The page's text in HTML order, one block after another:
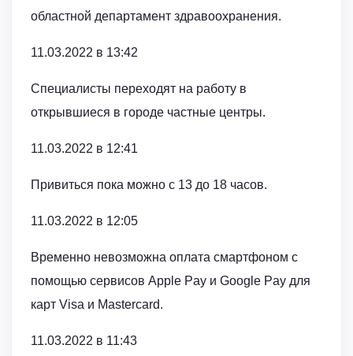
областной департамент здравоохранения.
11.03.2022 в 13:42
Специалисты переходят на работу в
открывшиеся в городе частные центры.
11.03.2022 в 12:41
Привиться пока можно с 13 до 18 часов.
11.03.2022 в 12:05
Временно невозможна оплата смартфоном с
помощью сервисов Apple Pay и Google Pay для
карт Visa и Mastercard.
11.03.2022 в 11:43